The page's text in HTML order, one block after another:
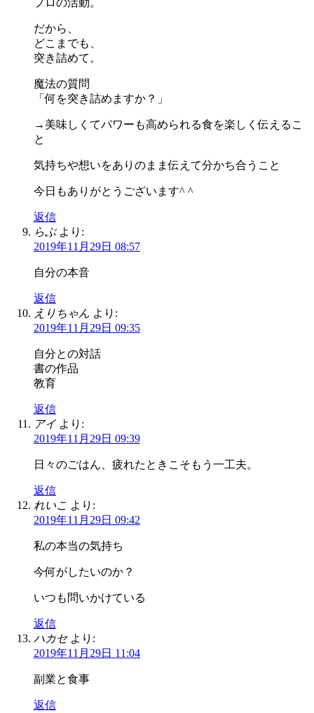
プロの活動。
だから、
どこまでも、
突き詰めて。
魔法の質問
「何を突き詰めますか？」
→美味しくてパワーも高められる食を楽しく伝えるこ
と
気持ちや想いをありのまま伝えて分かち合うこと
今日もありがとうございます^ ^
返信
らぶ より:
2019年11月29日 08:57
自分の本音
返信
えりちゃん より:
2019年11月29日 09:35
自分との対話
書の作品
教育
返信
アイ より:
2019年11月29日 09:39
日々のごはん、疲れたときこそもう一工夫。
返信
れいこ より:
2019年11月29日 09:42
私の本当の気持ち
今何がしたいのか？
いつも問いかけている
返信
ハカセ より:
2019年11月29日 11:04
副業と食事
返信